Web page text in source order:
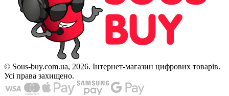
© Sous-buy.com.ua, 2026. Інтернет-магазин цифрових товарів.
Усі права захищено.